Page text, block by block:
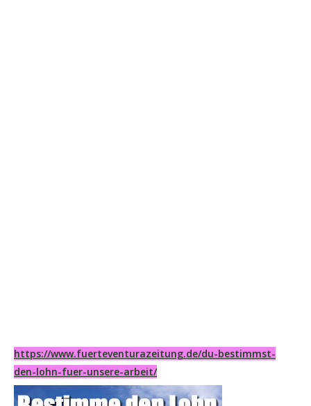
https://www.fuerteventurazeitung.de/du-bestimmst-
den-lohn-fuer-unsere-arbeit/